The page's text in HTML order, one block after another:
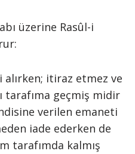
üzerine Rasûl-i
itiraz etmez ve
tarafıma geçmiş midir
verilen emaneti
iade ederken de
tarafımda kalmış